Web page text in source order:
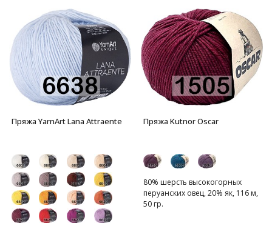
Пряжа YarnArt Lana Attraente Пряжа Kutnor Oscar
80% шерсть высокогорных
перуанских овец, 20% як, 116 м,
50 гр.